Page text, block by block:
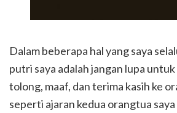
Dalam beberapa hal yang saya
putri saya adalah jangan lupa untuk
tolong, maaf, dan terima kasih ke
seperti ajaran kedua orangtua saya